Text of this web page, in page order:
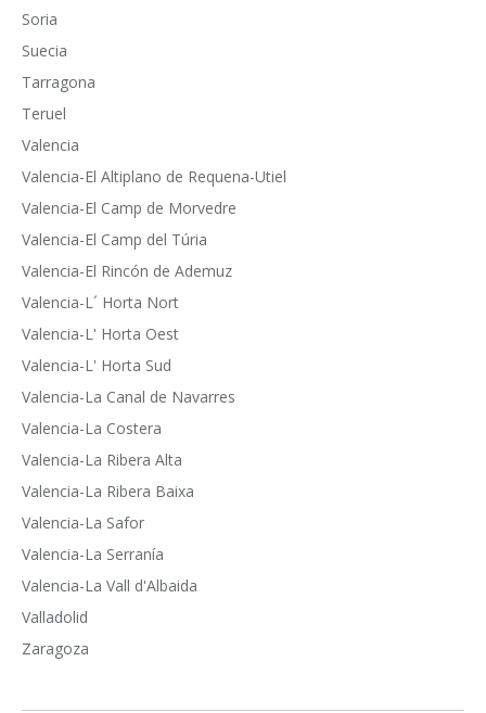
Soria
Suecia
Tarragona
Teruel
Valencia
Valencia-El Altiplano de Requena-Utiel
Valencia-El Camp de Morvedre
Valencia-El Camp del Túria
Valencia-El Rincón de Ademuz
Valencia-L´ Horta Nort
Valencia-L' Horta Oest
Valencia-L' Horta Sud
Valencia-La Canal de Navarres
Valencia-La Costera
Valencia-La Ribera Alta
Valencia-La Ribera Baixa
Valencia-La Safor
Valencia-La Serranía
Valencia-La Vall d'Albaida
Valladolid
Zaragoza